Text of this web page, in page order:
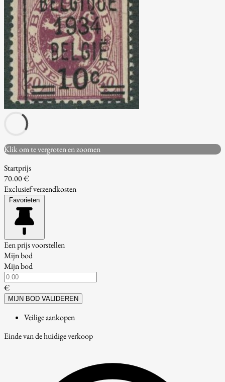
Klik om te vergroten en zoomen
Startprijs
70.00 €
Exclusief verzendkosten
Favorieten
Een prijs voorstellen
Mijn bod
Mijn bod
€
MIJN BOD VALIDEREN
Veilige aankopen
Einde van de huidige verkoop